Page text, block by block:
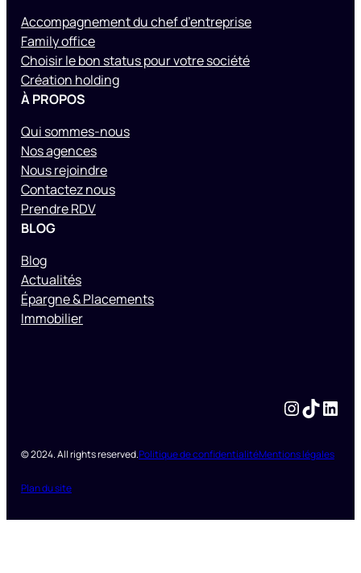
Accompagnement du chef d’entreprise
Family office
Choisir le bon status pour votre société
Création holding
À PROPOS
Qui sommes-nous
Nos agences
Nous rejoindre
Contactez nous
Prendre RDV
BLOG
Blog
Actualités
Épargne & Placements
Immobilier
© 2024. All rights reserved.Politique de confidentialitéMentions légales
Plan du site
InstagramTikTok LinkedIn